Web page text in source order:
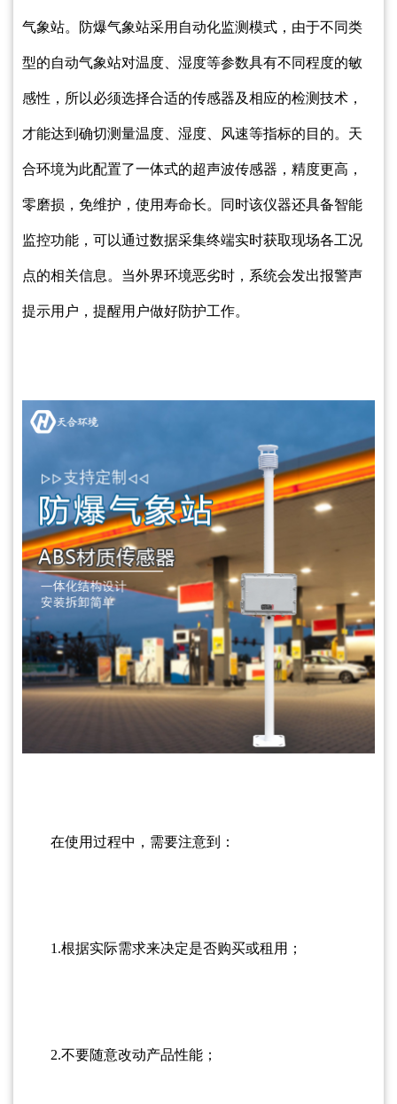
气象站。防爆气象站采用自动化监测模式，由于不同类
型的自动气象站对温度、湿度等参数具有不同程度的敏
感性，所以必须选择合适的传感器及相应的检测技术，
才能达到确切测量温度、湿度、风速等指标的目的。天
合环境为此配置了一体式的超声波传感器，精度更高，
零磨损，免维护，使用寿命长。同时该仪器还具备智能
监控功能，可以通过数据采集终端实时获取现场各工况
点的相关信息。当外界环境恶劣时，系统会发出报警声
提示用户，提醒用户做好防护工作。
在使用过程中，需要注意到：
1.根据实际需求来决定是否购买或租用；
2.不要随意改动产品性能；